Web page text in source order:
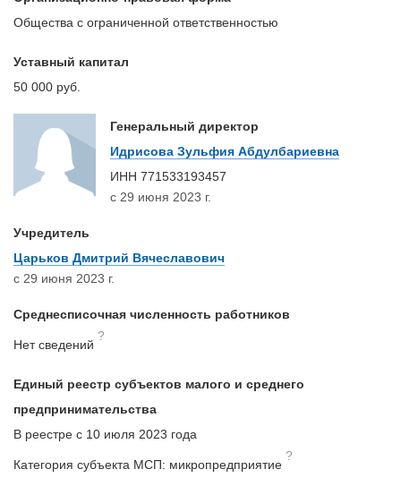
Общества с ограниченной ответственностью
Уставный капитал
50 000 руб.
Генеральный директор
Идрисова Зульфия Абдулбариевна
ИНН 771533193457
с 29 июня 2023 г.
Учредитель
Царьков Дмитрий Вячеславович
с 29 июня 2023 г.
Среднесписочная численность работников
Нет сведений
?
Единый реестр субъектов малого и среднего
предпринимательства
В реестре с 10 июля 2023 года
Категория субъекта МСП: микропредприятие
?